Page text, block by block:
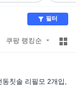
필터
쿠팡 랭킹순
칫솔 리필모 2개입,